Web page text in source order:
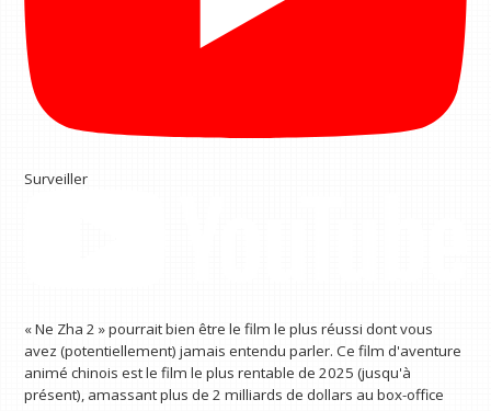
Surveiller
« Ne Zha 2 » pourrait bien être le film le plus réussi dont vous
avez (potentiellement) jamais entendu parler. Ce film d'aventure
animé chinois est le film le plus rentable de 2025 (jusqu'à
présent), amassant plus de 2 milliards de dollars au box-office